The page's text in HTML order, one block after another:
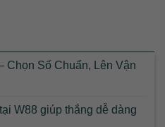
Chọn Số Chuẩn, Lên Vận
W88 giúp thắng dễ dàng